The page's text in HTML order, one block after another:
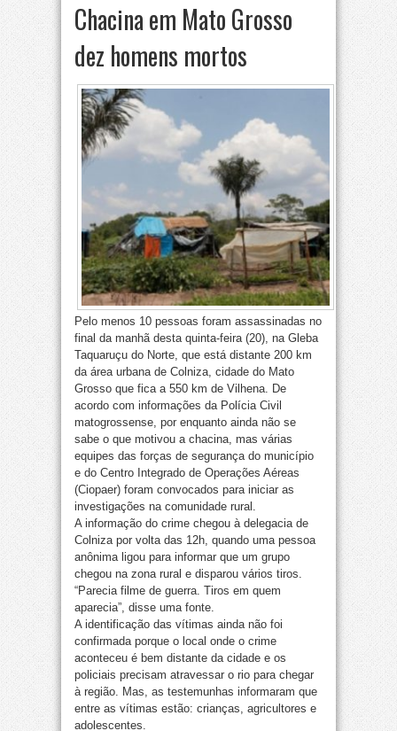
Chacina em Mato Grosso
dez homens mortos
Pelo menos 10 pessoas foram assassinadas no
final da manhã desta quinta-feira (20), na Gleba
Taquaruçu do Norte, que está distante 200 km
da área urbana de Colniza, cidade do Mato
Grosso que fica a 550 km de Vilhena. De
acordo com informações da Polícia Civil
matogrossense, por enquanto ainda não se
sabe o que motivou a chacina, mas várias
equipes das forças de segurança do município
e do Centro Integrado de Operações Aéreas
(Ciopaer) foram convocados para iniciar as
investigações na comunidade rural.
A informação do crime chegou à delegacia de
Colniza por volta das 12h, quando uma pessoa
anônima ligou para informar que um grupo
chegou na zona rural e disparou vários tiros.
“Parecia filme de guerra. Tiros em quem
aparecia”, disse uma fonte.
A identificação das vítimas ainda não foi
confirmada porque o local onde o crime
aconteceu é bem distante da cidade e os
policiais precisam atravessar o rio para chegar
à região. Mas, as testemunhas informaram que
entre as vítimas estão: crianças, agricultores e
adolescentes.